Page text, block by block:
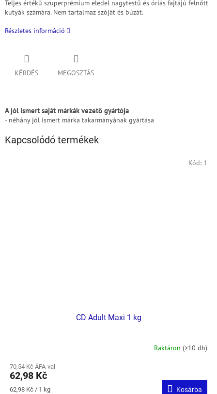
Teljes értékű szuperprémium eledel nagytestű és óriás fajtájú felnőtt
kutyák számára. Nem tartalmaz szóját és búzát.
Részletes információ
KÉRDÉS MEGOSZTÁS
A jól ismert saját márkák vezető gyártója
- néhány jól ismert márka takarmányának gyártása
Kapcsolódó termékek
CD Adult Maxi 1 kg
Raktáron (>10 db)
70,54 Kč ÁFA-val
62,98 Kč
Egységár:
62,98 Kč / 1 kg Kosárba
Kód: 1